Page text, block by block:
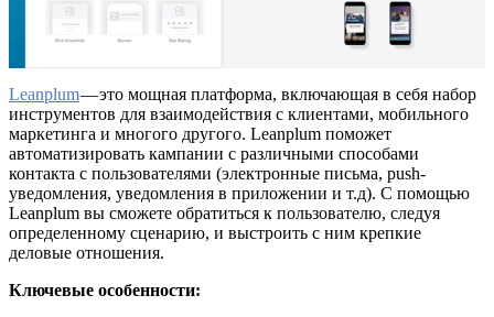
Leanplum— это мощная платформа, включающая в себя набор
инструментов для взаимодействия с клиентами, мобильного
маркетинга и многого другого. Leanplum поможет
автоматизировать кампании с различными способами
контакта с пользователями (электронные письма, push-
уведомления, уведомления в приложении и т.д). С помощью
Leanplum вы сможете обратиться к пользователю, следуя
определенному сценарию, и выстроить с ним крепкие
деловые отношения.
Ключевые особенности: